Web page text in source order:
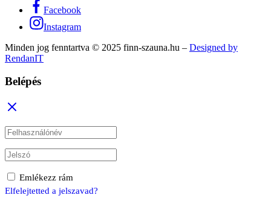
Facebook
Instagram
Minden jog fenntartva © 2025 finn-szauna.hu – Designed by
RendanIT
Belépés
Emlékezz rám
Elfelejtetted a jelszavad?